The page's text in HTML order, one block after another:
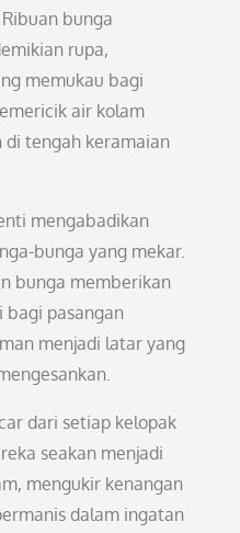
bunga
rupa,
memukau bagi
air kolam
di tengah keramaian
mengabadikan
bunga yang mekar.
bunga memberikan
bagi pasangan
menjadi latar yang
dari setiap kelopak
seakan menjadi
mengukir kenangan
dalam ingatan